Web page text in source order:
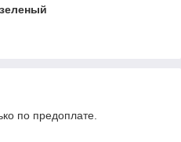
зеленый
по предоплате.